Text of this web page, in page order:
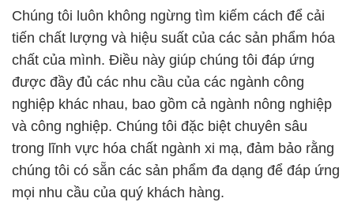
Chúng tôi luôn không ngừng tìm kiếm cách để cải
tiến chất lượng và hiệu suất của các sản phẩm hóa
chất của mình. Điều này giúp chúng tôi đáp ứng
được đầy đủ các nhu cầu của các ngành công
nghiệp khác nhau, bao gồm cả ngành nông nghiệp
và công nghiệp. Chúng tôi đặc biệt chuyên sâu
trong lĩnh vực hóa chất ngành xi mạ, đảm bảo rằng
chúng tôi có sẵn các sản phẩm đa dạng để đáp ứng
mọi nhu cầu của quý khách hàng.